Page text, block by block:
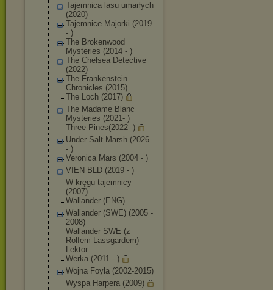
Tajemnica lasu umarłych
(2020)
Tajemnice Majorki (2019
- )
The Brokenwood
Mysteries (2014 - )
The Chelsea Detective
(2022)
The Frankenstein
Chronicles (2015)
The Loch (2017)
The Madame Blanc
Mysteries (2021- )
Three Pines(2022- )
Under Salt Marsh (2026
- )
Veronica Mars (2004 - )
VIEN BLD (2019 - )
W kręgu tajemnicy
(2007)
Wallander (ENG)
Wallander (SWE) (2005 -
2008)
Wallander SWE (z
Rolfem Lassgardem)
Lektor
Werka (2011 - )
Wojna Foyla (2002-2015)
Wyspa Harpera (2009)